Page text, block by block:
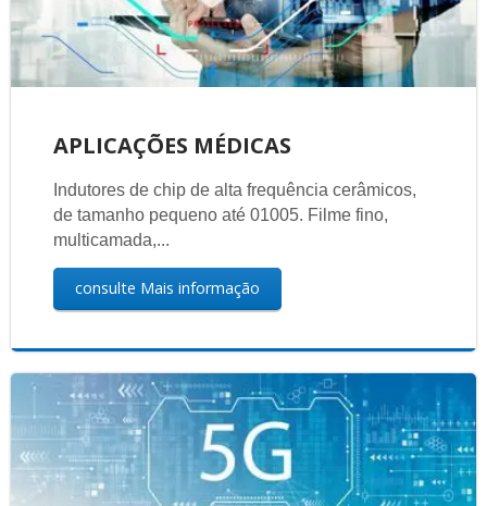
APLICAÇÕES MÉDICAS
Indutores de chip de alta frequência cerâmicos,
de tamanho pequeno até 01005. Filme fino,
multicamada,...
consulte Mais informação